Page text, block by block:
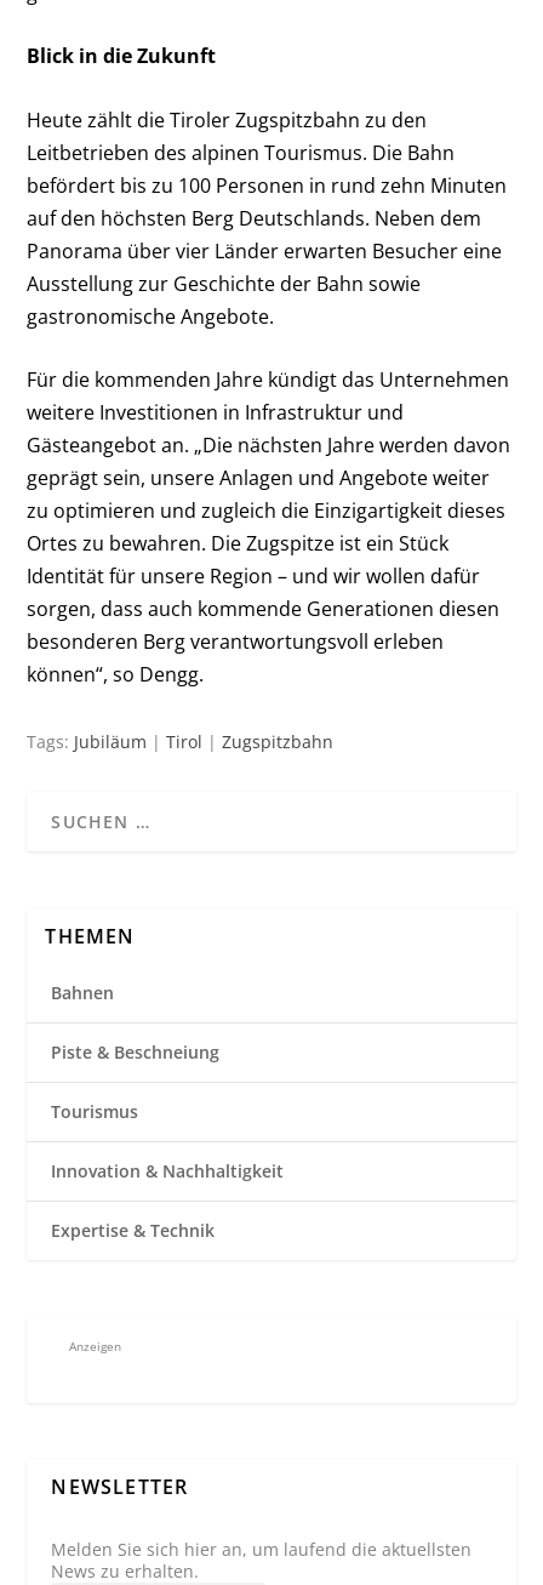
Blick in die Zukunft
Heute zählt die Tiroler Zugspitzbahn zu den
Leitbetrieben des alpinen Tourismus. Die Bahn
befördert bis zu 100 Personen in rund zehn Minuten
auf den höchsten Berg Deutschlands. Neben dem
Panorama über vier Länder erwarten Besucher eine
Ausstellung zur Geschichte der Bahn sowie
gastronomische Angebote.
Für die kommenden Jahre kündigt das Unternehmen
weitere Investitionen in Infrastruktur und
Gästeangebot an. „Die nächsten Jahre werden davon
geprägt sein, unsere Anlagen und Angebote weiter
zu optimieren und zugleich die Einzigartigkeit dieses
Ortes zu bewahren. Die Zugspitze ist ein Stück
Identität für unsere Region – und wir wollen dafür
sorgen, dass auch kommende Generationen diesen
besonderen Berg verantwortungsvoll erleben
können“, so Dengg.
Tags: Jubiläum |Tirol |Zugspitzbahn
THEMEN
Bahnen
Piste & Beschneiung
Tourismus
Innovation & Nachhaltigkeit
Expertise & Technik
Anzeigen
NEWSLETTER
Melden Sie sich hier an, um laufend die aktuellsten
News zu erhalten.